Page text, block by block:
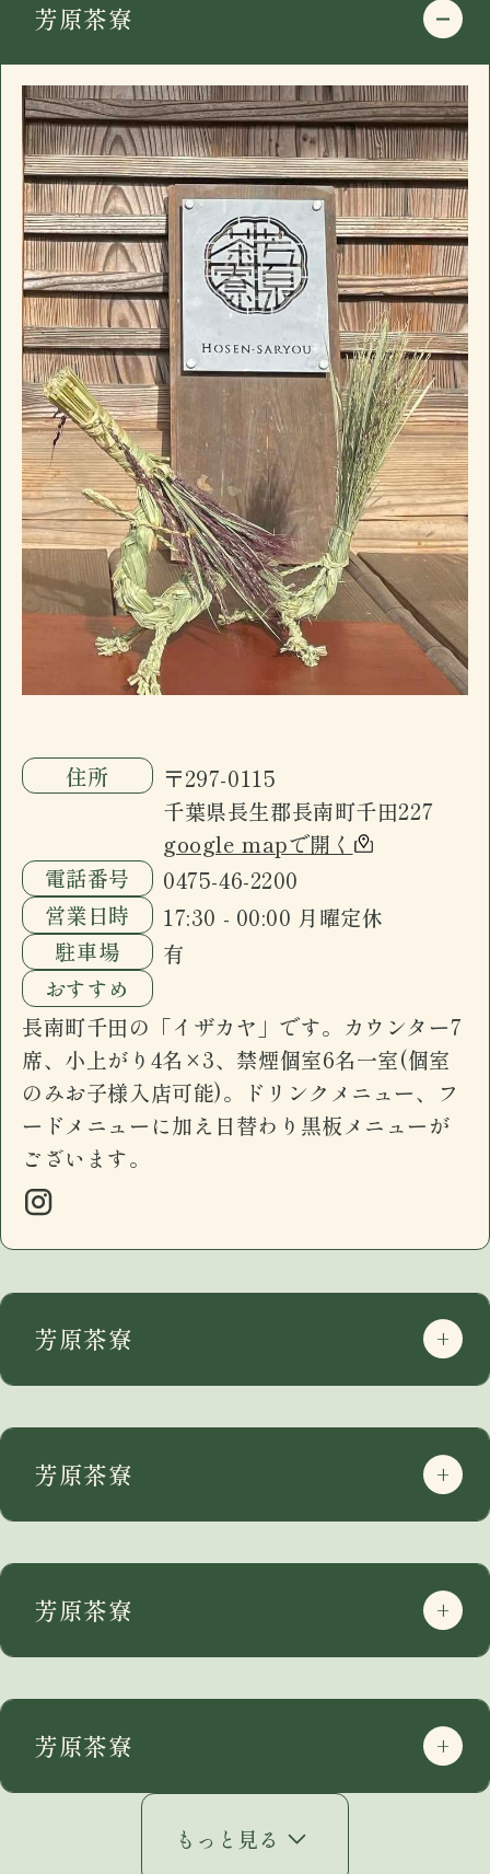
営業日時
駐車場
有
おすすめ
長南町千田の「イザカヤ」です。カウンター7
席、小上がり4名×3、禁煙個室6名一室(個室
のみお子様入店可能)。ドリンクメニュー、フ
ードメニューに加え日替わり黒板メニューが
ございます。
住所
千葉県長生郡長南町千田227
google mapで開く
電話番号
0475-46-2200
営業日時
17:30 - 00:00 月曜定休
駐車場
有
おすすめ
長南町千田の「イザカヤ」です。カウンター7
席、小上がり4名×3、禁煙個室6名一室(個室
のみお子様入店可能)。ドリンクメニュー、フ
ードメニューに加え日替わり黒板メニューが
ございます。
住所
〒297-0115
千葉県長生郡長南町千田227
google mapで開く
電話番号
0475-46-2200
営業日時
17:30 - 00:00 月曜定休
駐車場
有
おすすめ
長南町千田の「イザカヤ」です。カウンター7
席、小上がり4名×3、禁煙個室6名一室(個室
のみお子様入店可能)。ドリンクメニュー、フ
ードメニューに加え日替わり黒板メニューが
ございます。
住所
〒297-0115
千葉県長生郡長南町千田227
google mapで開く
電話番号
0475-46-2200
営業日時
17:30 - 00:00 月曜定休
駐車場
有
おすすめ
長南町千田の「イザカヤ」です。カウンター7
席、小上がり4名×3、禁煙個室6名一室(個室
のみお子様入店可能)。ドリンクメニュー、フ
ードメニューに加え日替わり黒板メニューが
ございます。
芳原茶寮
住所
〒297-0115
千葉県長生郡長南町千田227
google mapで開く
電話番号
0475-46-2200
営業日時
17:30 - 00:00 月曜定休
駐車場
有
おすすめ
長南町千田の「イザカヤ」です。カウンター7
席、小上がり4名×3、禁煙個室6名一室(個室
のみお子様入店可能)。ドリンクメニュー、フ
ードメニューに加え日替わり黒板メニューが
ございます。
芳原茶寮
芳原茶寮
芳原茶寮
芳原茶寮
もっと見る